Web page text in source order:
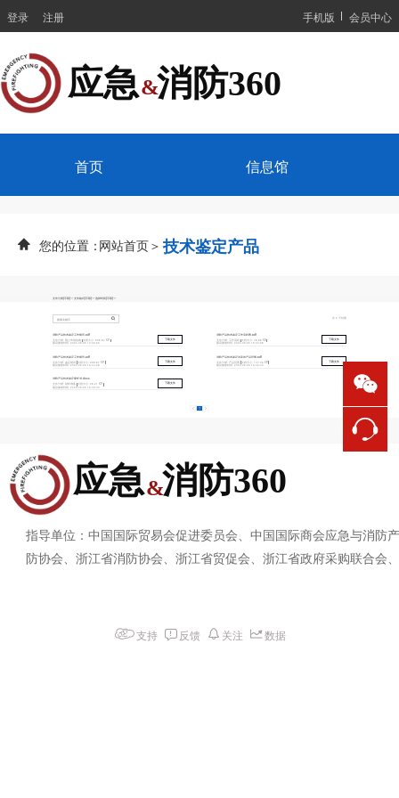
登录 注册 手机版 会员中心
应急  消防360
&
首页 信息馆
您的位置：网站首页＞ 技术鉴定产品
文件分类(不限) 文件格式(不限) 选择时间(不限)
共 5 个结果
消防产品技术鉴定工作规范.pdf
文件分类: 网上申报指南 文档大小:
298.87 KB
最后修改时间:
2024-09-26 10:42:26
下载文件
消防产品技术鉴定工作流程图.pdf
文件分类: 工作流程 文档大小:
78.98 KB
最后修改时间:
2024-09-25 15:44:38
下载文件
消防产品技术鉴定工作规范.pdf
文件分类: 鉴定规则 文档大小:
298.87 KB
最后修改时间:
2024-09-25 15:44:08
下载文件
消防产品技术鉴定涉及的产品范围.pdf
文件分类: 产品范围 文档大小:
107.06 KB
最后修改时间:
2024-09-25 15:43:43
下载文件
消防产品技术鉴定委托书.docx
文件分类: 材料准备 文档大小:
28.21 KB
最后修改时间:
2024-09-25 15:43:00
下载文件
1
指导单位：中国国际贸易会促进委员会、中国国际商会应急与消防
防协会、浙江省消防协会、浙江省贸促会、浙江省政府采购联合会
应急  消防360
&
支持 反馈 关注 数据